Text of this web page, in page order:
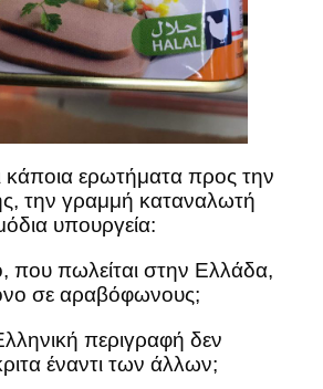
κάποια ερωτήματα προς την
την γραμμή καταναλωτή
υπουργεία:
που πωλείται στην Ελλάδα,
σε αραβόφωνους;
περιγραφή δεν
έναντι των άλλων;